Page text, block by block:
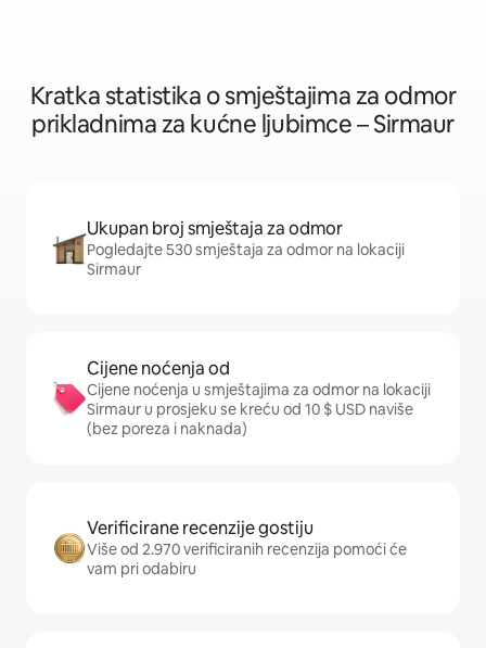
Kratka statistika o smještajima za odmor
prikladnima za kućne ljubimce – Sirmaur
Ukupan broj smještaja za odmor
Pogledajte 530 smještaja za odmor na lokaciji
Sirmaur
Cijene noćenja od
Cijene noćenja u smještajima za odmor na lokaciji
Sirmaur u prosjeku se kreću od 10 $ USD naviše
(bez poreza i naknada)
Verificirane recenzije gostiju
Više od 2.970 verificiranih recenzija pomoći će
vam pri odabiru